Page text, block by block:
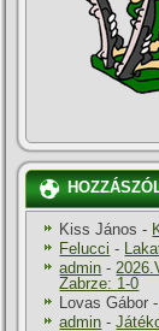
Kiss János -
Felucci -
admin -
Zabrze: 1-0
Lovas Gábor
admin -